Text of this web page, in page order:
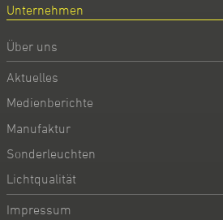
Unternehmen
Über uns
Aktuelles
Medienberichte
Manufaktur
Sonderleuchten
Lichtqualität
Impressum